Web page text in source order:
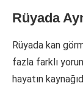
Rüyada
Rüyada kan
fazla farklı
hayatın